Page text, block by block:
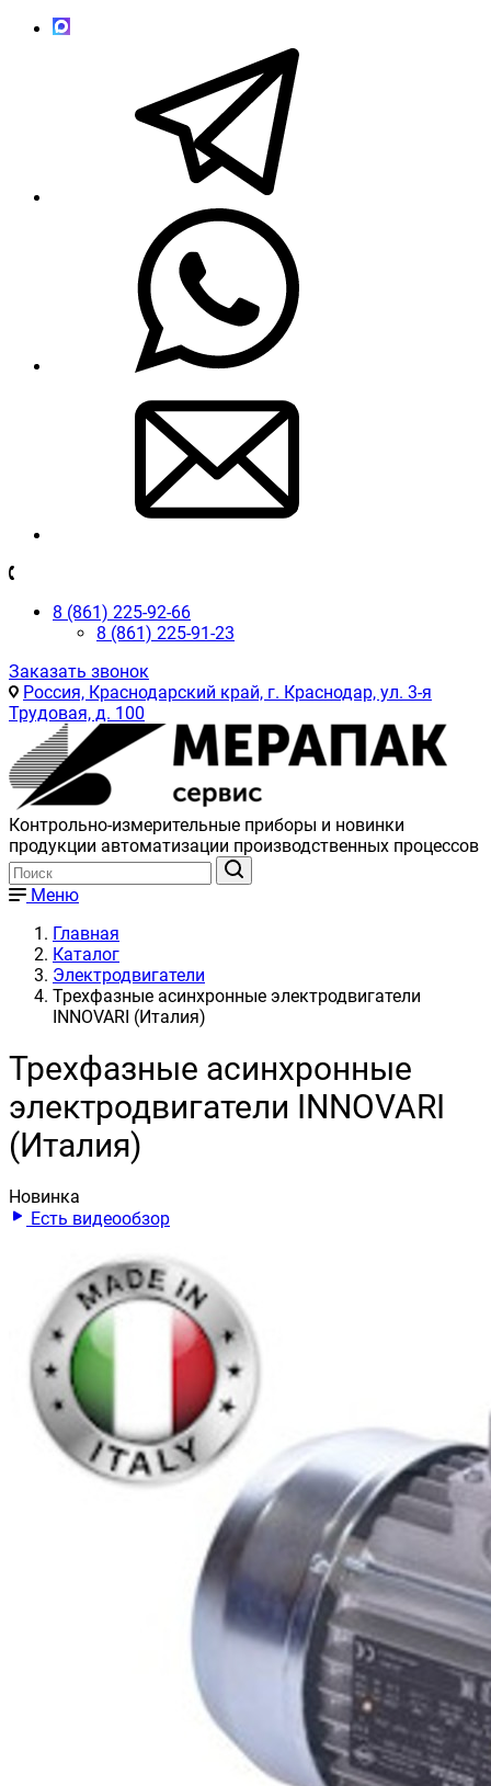
8 (861) 225-92-66
8 (861) 225-91-23
Заказать звонок
Россия, Краснодарский край, г. Краснодар, ул. 3-я
Трудовая, д. 100
Контрольно-измерительные приборы и новинки
продукции автоматизации производственных процессов
Меню
Главная
Каталог
Электродвигатели
Трехфазные асинхронные электродвигатели
INNOVARI (Италия)
Трехфазные асинхронные
электродвигатели INNOVARI
(Италия)
Новинка
Есть видеообзор